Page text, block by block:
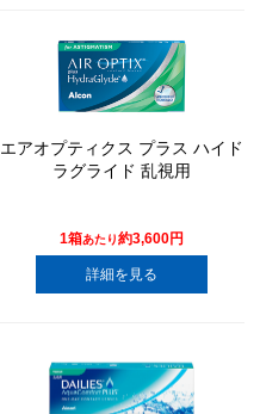
エアオプティクス プラス ハイド
ラグライド 乱視用
1箱あたり約3,600円
詳細を見る